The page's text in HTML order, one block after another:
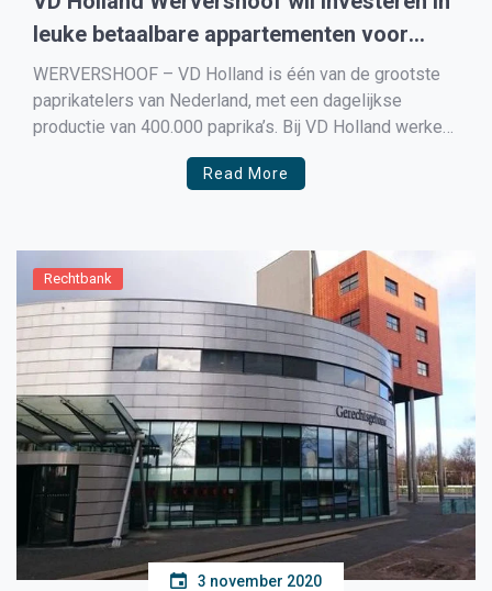
leuke betaalbare appartementen voor
eigen medewerkers
WERVERSHOOF – VD Holland is één van de grootste
paprikatelers van Nederland, met een dagelijkse
productie van 400.000 paprika’s. Bij VD Holland werken
tussen de 80 en 130 medewerkers op de kwekerijen
en daarnaast ook nog eens 50 medewerkers het
Read More
Rechtbank
3 november 2020